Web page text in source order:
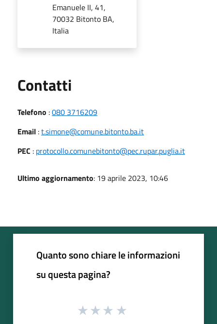
Emanuele II, 41,
70032 Bitonto BA,
Italia
Contatti
Telefono :080 3716209
Email :t.simone@comune.bitonto.ba.it
PEC : protocollo.comunebitonto@pec.rupar.puglia.it
Ultimo aggiornamento: 19 aprile 2023, 10:46
Quanto sono chiare le informazioni
su questa pagina?